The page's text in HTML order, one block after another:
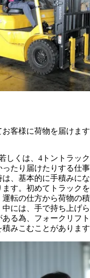
お客様に荷物を届けます
しくは、4トントラッ
たり届けたりする仕
は、基本的に手積みに
す。初めてトラック
転の仕方から荷物の
には、手で持ち上げ
ある為、フォークリフ
みこむことがあります